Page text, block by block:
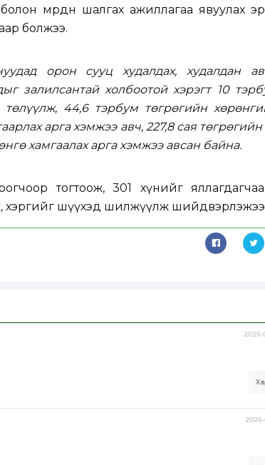
мөрдөн шалгах ажиллагаа явуулах
болжээ.
орон сууц худалдах, худалдан
залилсантай холбоотой хэрэгт 10
44,6 тэрбум төгрөгийн
арга хэмжээ авч, 227,8 сая төгрөгийн
хамгаалах арга хэмжээ авсан байна.
тогтоож, 301 хүнийг
хэргийг шүүхэд шилжүүлж
2026-
2026-